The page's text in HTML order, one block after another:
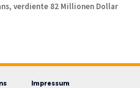
verdiente 82 Millionen Dollar
Impressum